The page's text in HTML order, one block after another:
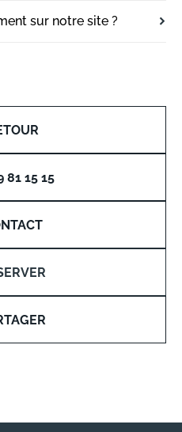
sur notre site ?
81 15 15